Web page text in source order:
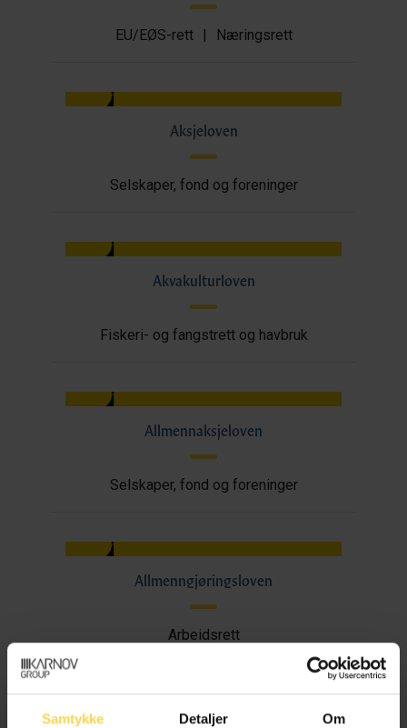
Samtykke Detaljer Om
EU/EØS-rett | Næringsrett
Aksjeloven
Selskaper, fond og foreninger
Akvakulturloven
Fiskeri- og fangstrett og havbruk
Allmennaksjeloven
Selskaper, fond og foreninger
Allmenngjøringsloven
Arbeidsrett